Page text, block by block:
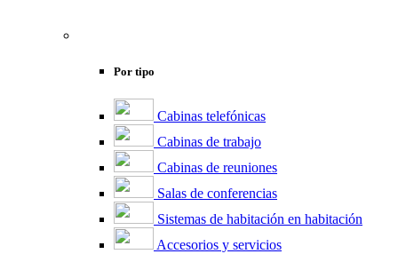
Por tipo
Cabinas telefónicas
Cabinas de trabajo
Cabinas de reuniones
Salas de conferencias
Sistemas de habitación en habitación
Accesorios y servicios